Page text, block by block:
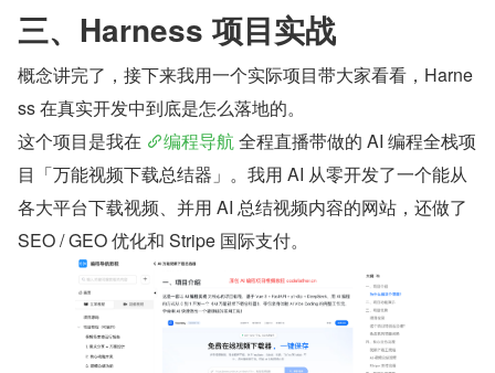
三、Harness 项目实战
概念讲完了，接下来我用一个实际项目带大家看看，Harne
ss 在真实开发中到底是怎么落地的。
这个项目是我在
编程导航 全程直播带做的 AI 编程全栈项
目「万能视频下载总结器」。我用 AI 从零开发了一个能从
各大平台下载视频、并用 AI 总结视频内容的网站，还做了
SEO / GEO 优化和 Stripe 国际支付。